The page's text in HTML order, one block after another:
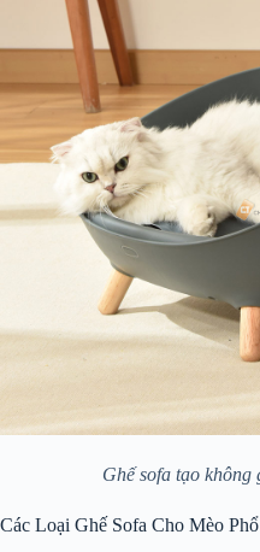
Ghế sofa tạo
Các Loại Ghế Sofa Cho Mèo